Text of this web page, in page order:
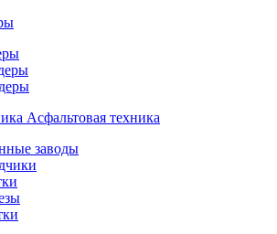
Асфальтовая техника
заводы